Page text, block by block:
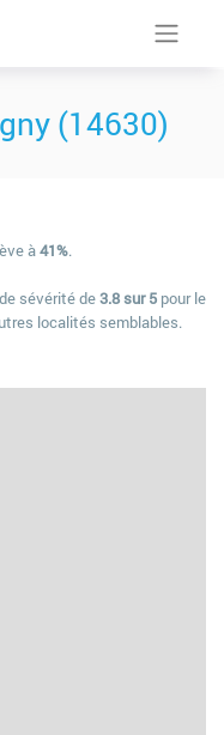
(14630)
à41%.
sévérité de3.8 sur 5pour le
localités semblables.